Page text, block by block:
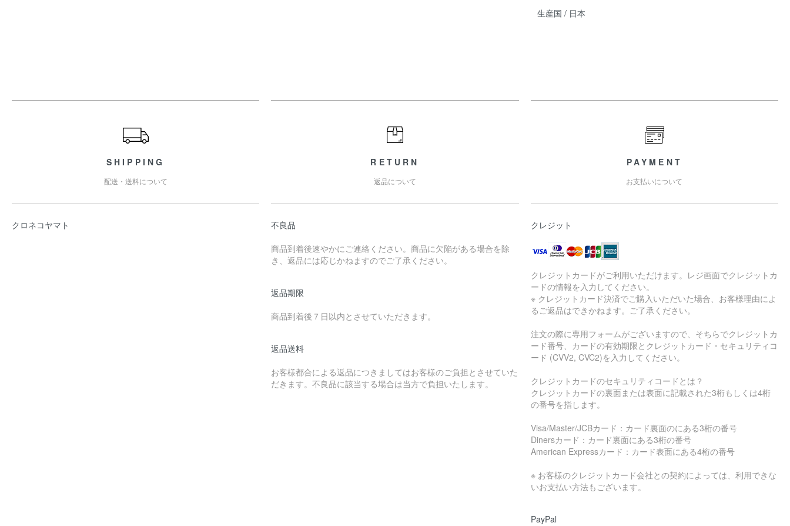
生産国 / 日本
ショッピングガイド
SHIPPING
配送・送料について
クロネコヤマト
RETURN
返品について
不良品
商品到着後速やかにご連絡ください。商品に欠陥がある場合を除
き、返品には応じかねますのでご了承ください。
返品期限
商品到着後７日以内とさせていただきます。
返品送料
お客様都合による返品につきましてはお客様のご負担とさせていた
だきます。不良品に該当する場合は当方で負担いたします。
PAYMENT
お支払いについて
クレジット
クレジットカードがご利用いただけます。レジ画面でクレジットカ
ードの情報を入力してください。
※ クレジットカード決済でご購入いただいた場合、お客様理由によ
るご返品はできかねます。ご了承ください。
注文の際に専用フォームがございますので、そちらでクレジットカ
ード番号、カードの有効期限とクレジットカード・セキュリティコ
ード (CVV2, CVC2)を入力してください。
クレジットカードのセキュリティコードとは？
クレジットカードの裏面または表面に記載された3桁もしくは4桁
の番号を指します。
Visa/Master/JCBカード：カード裏面のにある3桁の番号
Dinersカード：カード裏面にある3桁の番号
American Expressカード：カード表面にある4桁の番号
※ お客様のクレジットカード会社との契約によっては、利用できな
いお支払い方法もございます。
PayPal